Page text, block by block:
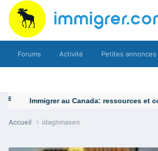
Forums Activité Petites annonces
Accueil idaghmasen